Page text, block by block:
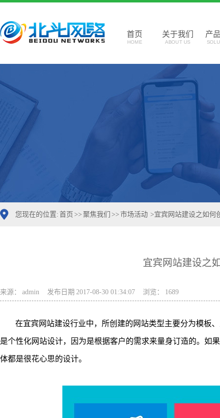
首页
HOME
关于我们
ABOUT US
产
您现在的位置: 首页 >> 聚焦我们 >> 市场活动 >宜宾网站建设之如何
宜宾网站建设之
来源： admin 发布日期 2017-08-30 01:34:07 浏览： 1689
在宜宾网站建设行业中，所创建的网站类型主要分为模板
是个性化网站设计，因为是根据客户的需求来量身订造的。如
体都是很花心思的设计。